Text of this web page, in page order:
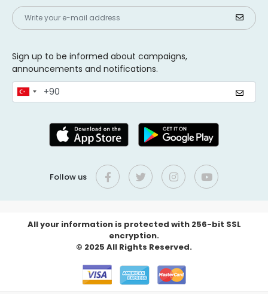
Sign up to be informed about campaigns,
announcements and notifications.
Follow us
All your information is protected with 256-bit SSL
encryption.
© 2025 All Rights Reserved.